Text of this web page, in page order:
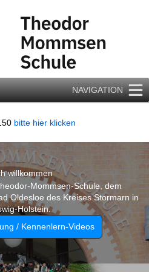
NAVIGATION
bitte hier klicken
willkommen
Mommsen-Schule, dem
Oldesloe des Kreises Stormarn in
Holstein.
/ Kennenlern-Videos